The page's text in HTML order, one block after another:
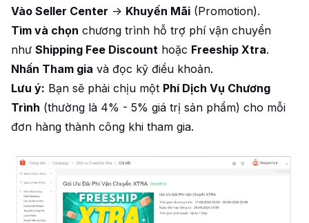
Vào Seller Center -> Khuyến Mãi (Promotion).
Tìm và chọn chương trình hỗ trợ phí vận chuyển
như Shipping Fee Discount hoặc Freeship Xtra.
Nhấn Tham gia và đọc kỹ điều khoản.
Lưu ý: Bạn sẽ phải chịu một Phí Dịch Vụ Chương
Trình (thường là 4% - 5% giá trị sản phẩm) cho mỗi
đơn hàng thành công khi tham gia.